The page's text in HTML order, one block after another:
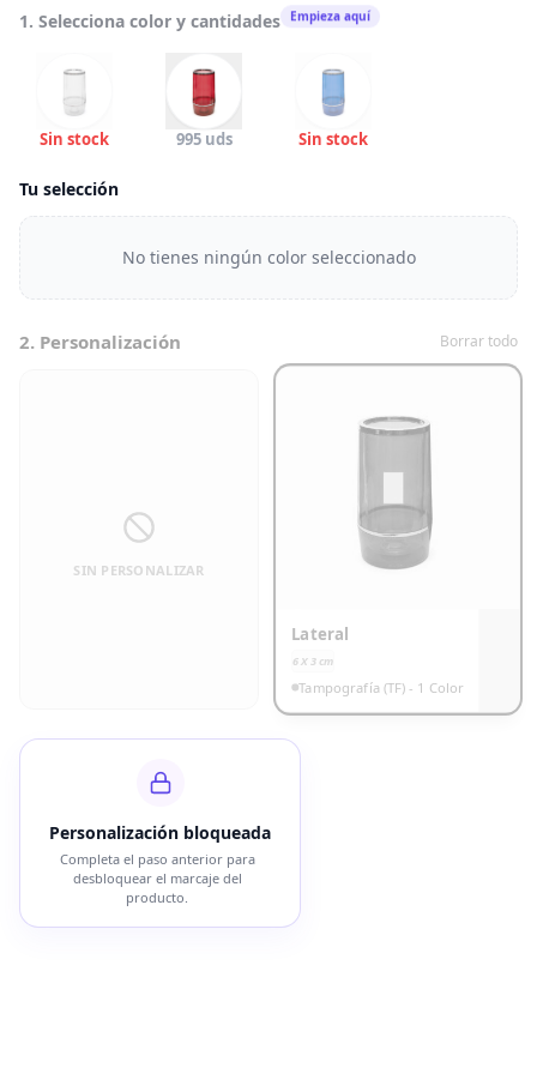
1. Selecciona color y cantidades Empieza aquí
Sin stock 995 uds Sin stock
Tu selección
No tienes ningún color seleccionado
2. Personalización Borrar todo
SIN PERSONALIZAR
Lateral
6 X 3cm
Tampografía (TF) - 1 Color
Personalización bloqueada
Completa el paso anterior para
desbloquear el marcaje del
producto.